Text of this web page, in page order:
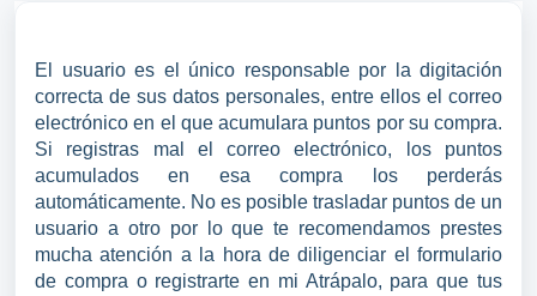
El usuario es el único responsable por la digitación
correcta de sus datos personales, entre ellos el correo
electrónico en el que acumulara puntos por su compra.
Si registras mal el correo electrónico, los puntos
acumulados en esa compra los perderás
automáticamente. No es posible trasladar puntos de un
usuario a otro por lo que te recomendamos prestes
mucha atención a la hora de diligenciar el formulario
de compra o registrarte en mi Atrápalo, para que tus